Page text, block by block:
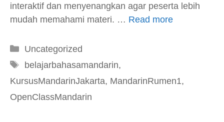
interaktif dan menyenangkan agar peserta lebih
mudah memahami materi. … Read more
Kategori
Uncategorized
Tag
belajarbahasamandarin,
KursusMandarinJakarta, MandarinRumen1,
OpenClassMandarin